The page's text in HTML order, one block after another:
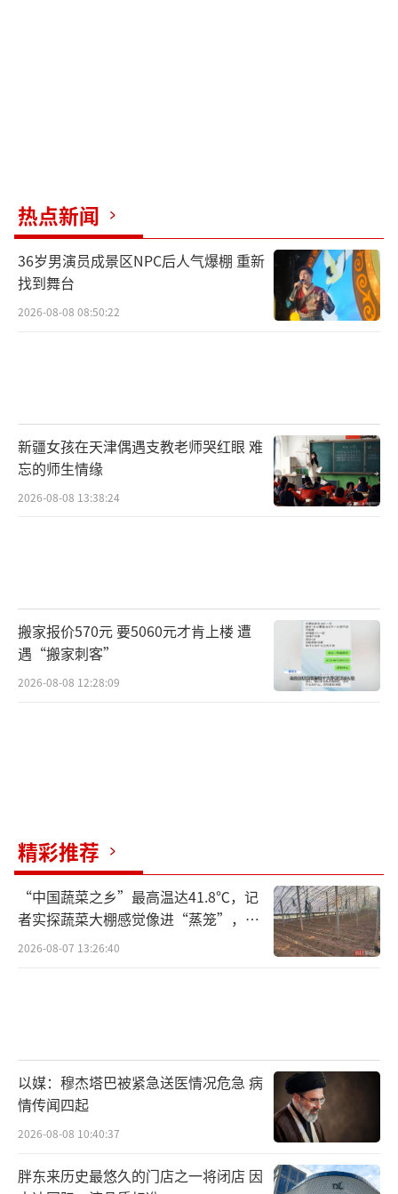
热点新闻
36岁男演员成景区NPC后人气爆棚 重新
找到舞台
2026-08-08 08:50:22
新疆女孩在天津偶遇支教老师哭红眼 难
忘的师生情缘
2026-08-08 13:38:24
搬家报价570元 要5060元才肯上楼 遭
遇“搬家刺客”
2026-08-08 12:28:09
精彩推荐
“中国蔬菜之乡”最高温达41.8℃，记
者实探蔬菜大棚感觉像进“蒸笼”，有
村民称只能凌晨两点起来干活
2026-08-07 13:26:40
以媒：穆杰塔巴被紧急送医情况危急 病
情传闻四起
2026-08-08 10:40:37
胖东来历史最悠久的门店之一将闭店 因